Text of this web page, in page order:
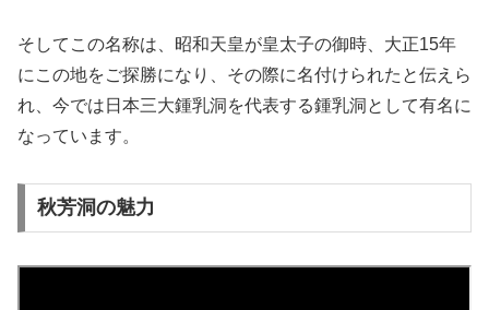
そしてこの名称は、昭和天皇が皇太子の御時、大正15年
にこの地をご探勝になり、その際に名付けられたと伝えら
れ、今では日本三大鍾乳洞を代表する鍾乳洞として有名に
なっています。
秋芳洞の魅力